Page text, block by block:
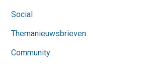
Social
Themanieuwsbrieven
Community